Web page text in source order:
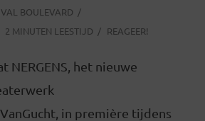
BOULEVARD
2 MINUTEN LEESTIJD REAGEER!
NERGENS, het nieuwe
in première tijdens